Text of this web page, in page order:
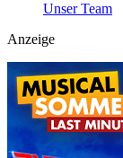
Unser Team
Anzeige